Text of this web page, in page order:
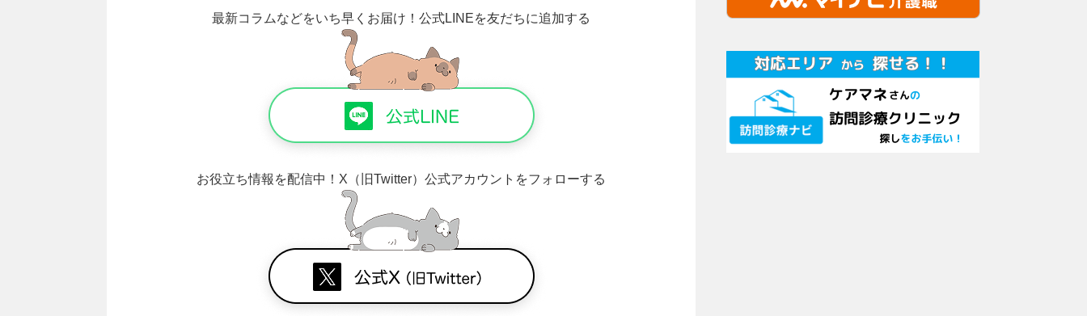
最新コラムなどをいち早くお届け！ 公式LINEを友だちに追加する
お役立ち情報を配信中！ X（旧Twitter）公式アカウントをフォローする